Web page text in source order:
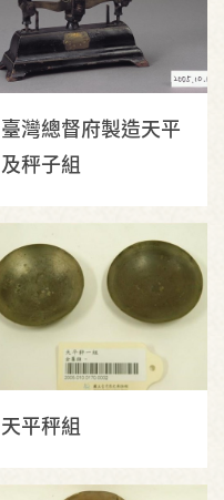
臺灣總督府製造天平
及秤子組
天平秤組